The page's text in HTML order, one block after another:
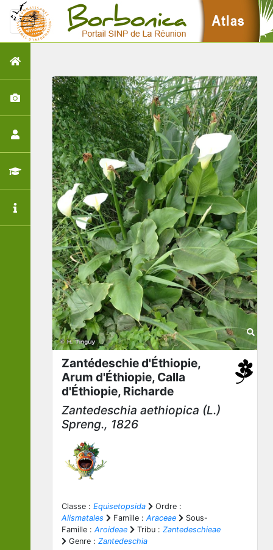
Zantédeschie d'Éthiopie,
Arum d'Éthiopie, Calla
d'Éthiopie, Richarde
Zantedeschia aethiopica (L.)
Spreng., 1826
Classe : Equisetopsida
Ordre :
Alismatales
Famille : Araceae
Sous-
Famille : Aroideae Tribu : Zantedeschieae
Genre : Zantedeschia